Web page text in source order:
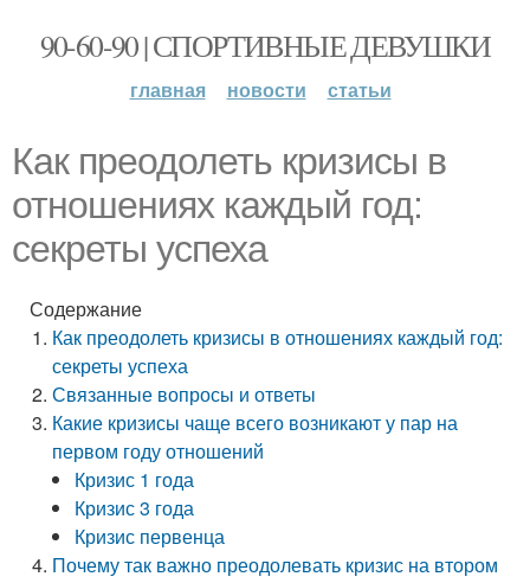
90-60-90 | СПОРТИВНЫЕ ДЕВУШКИ
главная новости статьи
Как преодолеть кризисы в
отношениях каждый год:
секреты успеха
Содержание
Как преодолеть кризисы в отношениях каждый год:
секреты успеха
Связанные вопросы и ответы
Какие кризисы чаще всего возникают у пар на
первом году отношений
Кризис 1 года
Кризис 3 года
Кризис первенца
Почему так важно преодолевать кризис на втором